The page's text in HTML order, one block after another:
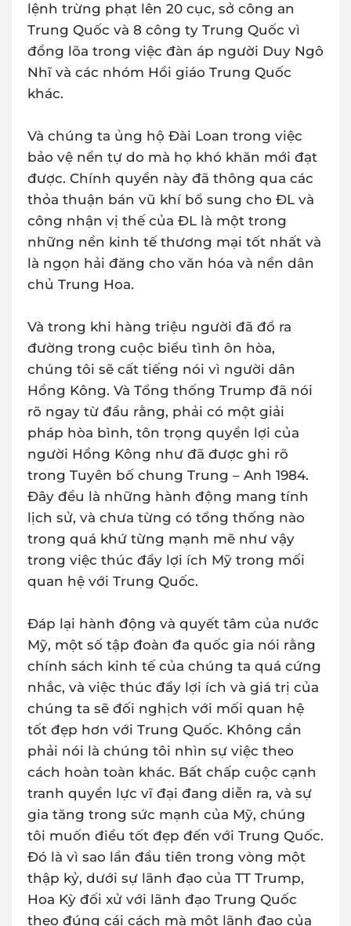
lệnh trừng phạt lên 20 cục, sở công an
Trung Quốc và 8 công ty Trung Quốc vì
đồng lõa trong việc đàn áp người Duy Ngô
Nhĩ và các nhóm Hồi giáo Trung Quốc
khác.
Và chúng ta ủng hộ Đài Loan trong việc
bảo vệ nền tự do mà họ khó khăn mới đạt
được. Chính quyền này đã thông qua các
thỏa thuận bán vũ khí bổ sung cho ĐL và
công nhận vị thế của ĐL là một trong
những nền kinh tế thương mại tốt nhất và
là ngọn hải đăng cho văn hóa và nền dân
chủ Trung Hoa.
Và trong khi hàng triệu người đã đổ ra
đường trong cuộc biểu tình ôn hòa,
chúng tôi sẽ cất tiếng nói vì người dân
Hồng Kông. Và Tổng thống Trump đã nói
rõ ngay từ đầu rằng, phải có một giải
pháp hòa bình, tôn trọng quyền lợi của
người Hồng Kông như đã được ghi rõ
trong Tuyên bố chung Trung – Anh 1984.
Đây đều là những hành động mang tính
lịch sử, và chưa từng có tổng thống nào
trong quá khứ từng mạnh mẽ như vậy
trong việc thúc đẩy lợi ích Mỹ trong mối
quan hệ với Trung Quốc.
Đáp lại hành động và quyết tâm của nước
Mỹ, một số tập đoàn đa quốc gia nói rằng
chính sách kinh tế của chúng ta quá cứng
nhắc, và việc thúc đẩy lợi ích và giá trị của
chúng ta sẽ đối nghịch với mối quan hệ
tốt đẹp hơn với Trung Quốc. Không cần
phải nói là chúng tôi nhìn sự việc theo
cách hoàn toàn khác. Bất chấp cuộc cạnh
tranh quyền lực vĩ đại đang diễn ra, và sự
gia tăng trong sức mạnh của Mỹ, chúng
tôi muốn điều tốt đẹp đến với Trung Quốc.
Đó là vì sao lần đầu tiên trong vòng một
thập kỷ, dưới sự lãnh đạo của TT Trump,
Hoa Kỳ đối xử với lãnh đạo Trung Quốc
theo đúng cái cách mà một lãnh đạo của